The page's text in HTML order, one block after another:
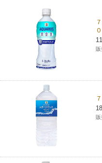
食の安全・安心への取組み
プリペイドカード・金券
ニンテンドー・ダウンロード
マルチコピー機でできること
プリント
ファクス
便利なサービス
切手・はがき・印紙
セブン銀行ATM
ご利用可能なお支払い方法
各種料金のお支払い
チケットサービス
セブンチケット
チケットぴあ
イープラス
セブン‐イレブンでお受取り
タワーレコード
セブンネットショッピング
停電時のサービス停止のお知
ごあいさつ
企業理念
会社概要
貸借対照表・損益計算書
サステナビリティトップ
セブン＆アイ・ホールディン
サステナビリティ活動基本方針
サステナビリティ推進体制
加盟店オーナー募集
店舗検索
お問い合わせ
販
販